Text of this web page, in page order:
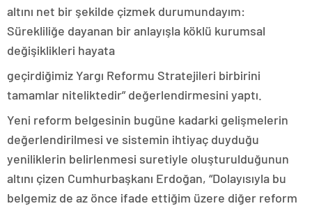
altını net bir şekilde çizmek durumundayım:
Sürekliliğe dayanan bir anlayışla köklü kurumsal
değişiklikleri hayata
geçirdiğimiz Yargı Reformu Stratejileri birbirini
tamamlar niteliktedir” değerlendirmesini yaptı.
Yeni reform belgesinin bugüne kadarki gelişmelerin
değerlendirilmesi ve sistemin ihtiyaç duyduğu
yeniliklerin belirlenmesi suretiyle oluşturulduğunun
altını çizen Cumhurbaşkanı Erdoğan, “Dolayısıyla bu
belgemiz de az önce ifade ettiğim üzere diğer reform